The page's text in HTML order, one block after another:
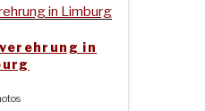
in